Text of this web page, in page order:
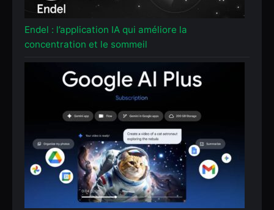
Endel : l’application IA qui améliore la
concentration et le sommeil